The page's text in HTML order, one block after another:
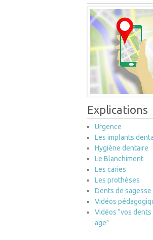
Explications
Urgence
Les implants
Hygiène dentaire
Le Blanchiment
Les caries
Les prothèses
Dents de sagesse
Vidéos
Vidéos "vos
age"